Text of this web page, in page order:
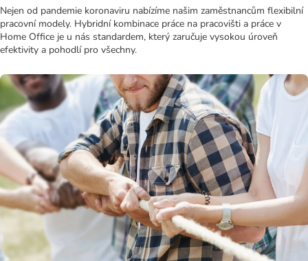
Nejen od pandemie koronaviru nabízíme našim zaměstnancům flexibilní
pracovní modely. Hybridní kombinace práce na pracovišti a práce v
Home Office je u nás standardem, který zaručuje vysokou úroveň
efektivity a pohodlí pro všechny.